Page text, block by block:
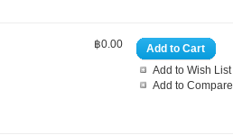
Add to Cart
Add to Wish List
Add to Compare
฿0.00